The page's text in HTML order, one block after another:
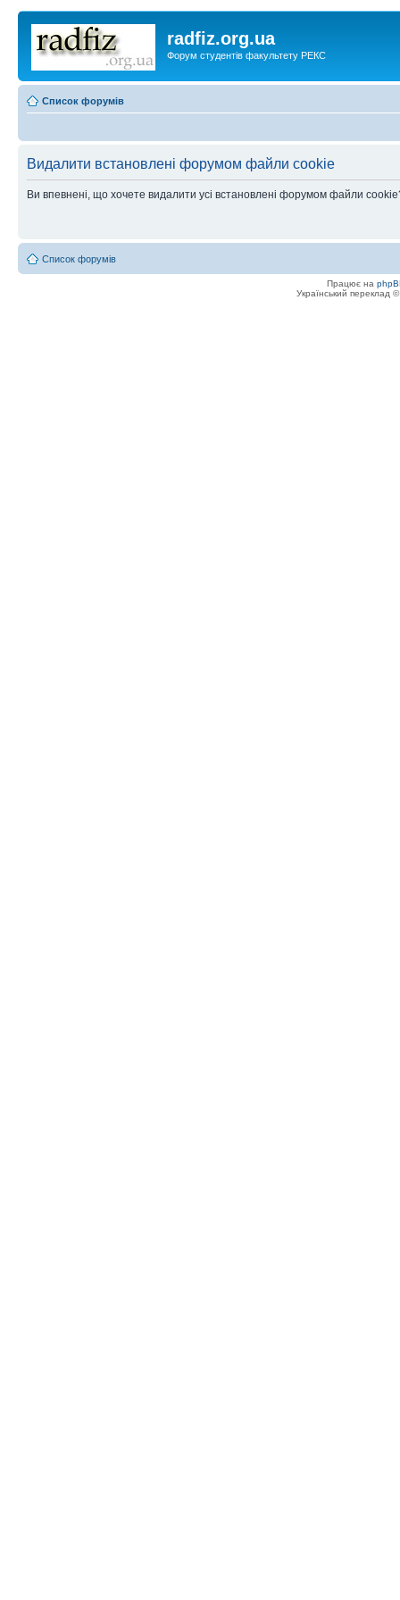
radfiz.org.ua
Форум студентів факультету РЕКС
Список форумів
Видалити встановлені форумом файли cookie
Ви впевнені, що хочете видалити усі встановлені форумом файли
Список форумів
Працює на
Український переклад